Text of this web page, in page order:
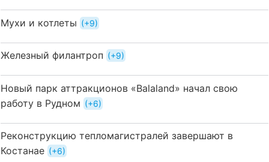
Мухи и котлеты +9
Железный филантроп +9
Новый парк аттракционов «Balaland» начал свою
работу в Рудном
+6
Реконструкцию тепломагистралей завершают в
Костанае
+6